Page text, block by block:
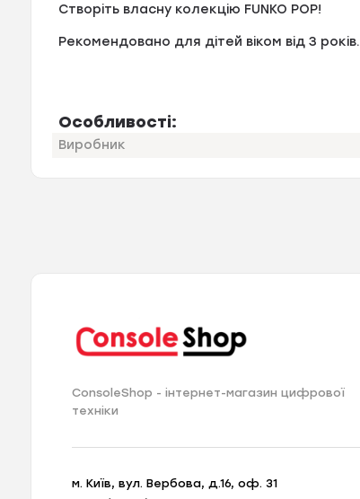
Створіть власну колекцію FUNKO POP!
Рекомендовано для дітей віком від 3 років.
Особливості:
Виробник
ConsoleShop - інтернет-магазин цифрової
техніки
м. Київ, вул. Вербова, д.16, оф. 31